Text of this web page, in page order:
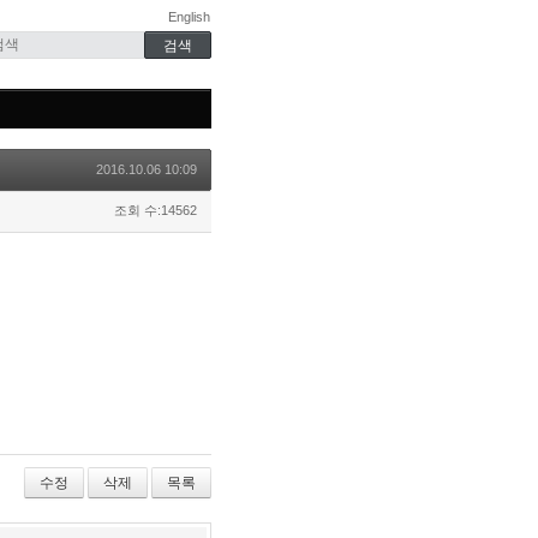
English
2016.10.06 10:09
조회 수:14562
수정 삭제 목록